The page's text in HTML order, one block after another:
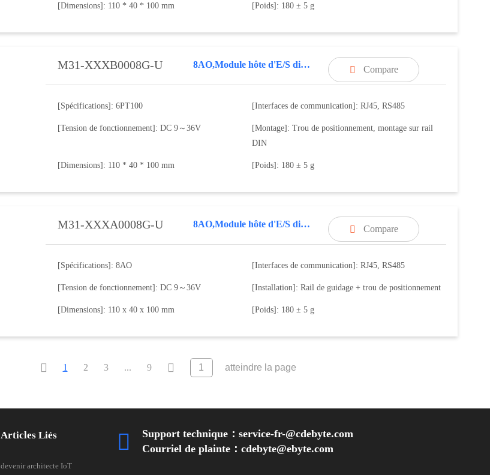
[Dimensions]: 110 * 40 * 100 mm [Poids]: 180 ± 5 g
 Compare
M31-XXXB0008G-U 8AO,Module hôte d'E/S distribuées
[Spécifications]: 6PT100 [Interfaces de communication]: RJ45, RS485
[Tension de fonctionnement]: DC 9～36V
[Montage]: Trou de positionnement, montage sur rail
DIN
[Dimensions]: 110 * 40 * 100 mm [Poids]: 180 ± 5 g
 Compare
M31-XXXA0008G-U 8AO,Module hôte d'E/S distribuées
[Spécifications]: 8AO [Interfaces de communication]: RJ45, RS485
[Tension de fonctionnement]: DC 9～36V [Installation]: Rail de guidage + trou de positionnement
[Dimensions]: 110 x 40 x 100 mm [Poids]: 180 ± 5 g
 1 2 3 ... 9 
Articles Liés
devenir architecte IoT

Support technique：service-fr-@cdebyte.com
Courriel de plainte：cdebyte@ebyte.com